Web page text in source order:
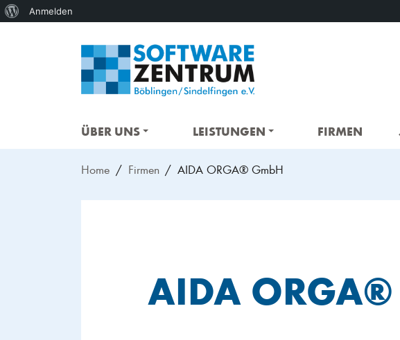
ÜBER UNS LEISTUNGEN FIRMEN
Home Firmen AIDA ORGA® GmbH
AIDA
Über
Anmelden